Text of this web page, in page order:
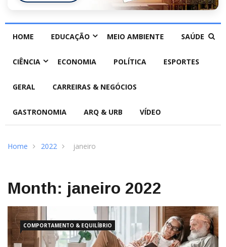
HOME EDUCAÇÃO MEIO AMBIENTE SAÚDE
CIÊNCIA ECONOMIA POLÍTICA ESPORTES
GERAL CARREIRAS & NEGÓCIOS
GASTRONOMIA ARQ & URB VÍDEO
Home 2022 janeiro
Month: janeiro 2022
COMPORTAMENTO & EQUILÍBRIO